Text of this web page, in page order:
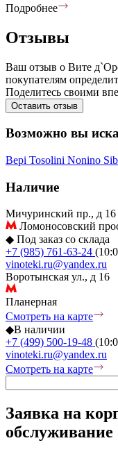
Подробнее
Отзывы
Ваш отзыв о Вите
покупателям
Поделитесь своими
Оставить отзыв
Возможно вы
Bepi Tosolini Nonino
Наличие
Мичуринский пр., д 16
Ломоносовский
◆ Под заказ со склада
+7 (985) 761-63-24
vinoteki.ru@yandex.ru
Воротынская ул., д 16
Планерная
Смотреть на карте
◆В наличии
+7 (499) 500-19-48
vinoteki.ru@yandex.ru
Смотреть на карте
Заявка на
обслуживание